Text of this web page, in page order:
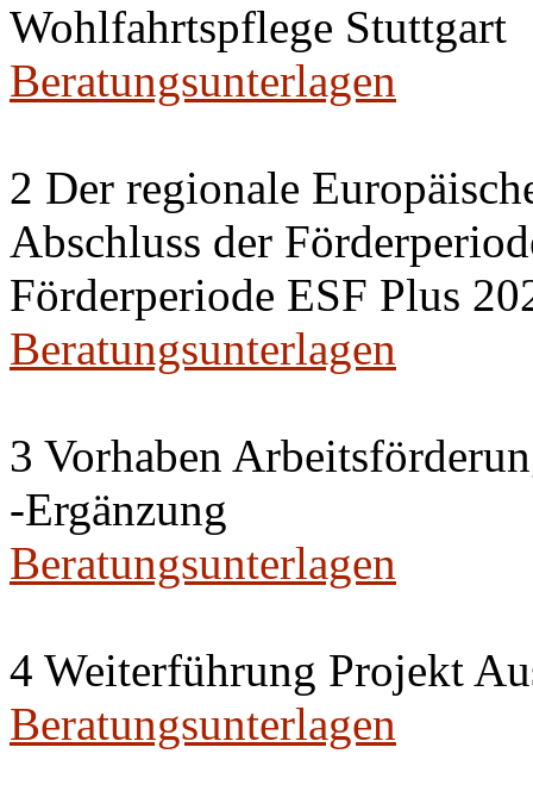
Wohlfahrtspflege Stuttgart
Beratungsunterlagen
2 Der regionale
Abschluss der
Förderperiode ESF Plus
Beratungsunterlagen
3 Vorhaben
-Ergänzung
Beratungsunterlagen
4 Weiterführung Projekt
Beratungsunterlagen